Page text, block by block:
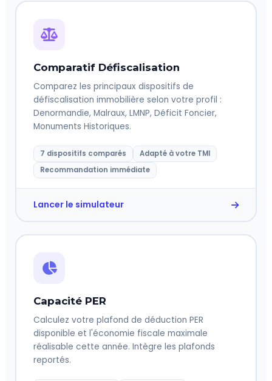
Comparatif Défiscalisation
Comparez les principaux dispositifs de
défiscalisation immobilière selon votre profil :
Denormandie, Malraux, LMNP, Déficit Foncier,
Monuments Historiques.
7 dispositifs comparés
Adapté à votre TMI
Recommandation immédiate
Lancer le simulateur
Capacité PER
Calculez votre plafond de déduction PER
disponible et l'économie fiscale maximale
réalisable cette année. Intègre les plafonds
reportés.